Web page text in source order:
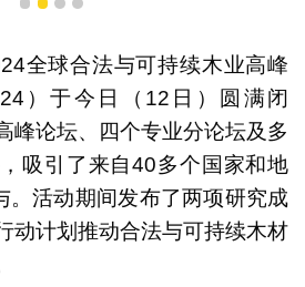
1 2 3 4
全球合法与可持续木业高峰
）于今日（12日）圆满闭
峰论坛、四个专业分论坛及多
吸引了来自40多个国家和地
。活动期间发布了两项研究成
动计划推动合法与可持续木材